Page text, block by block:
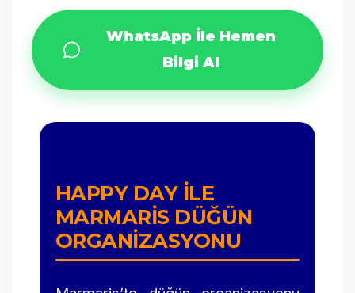
WhatsApp İle Hemen
Bilgi Al
HAPPY DAY ILE
MARMARIS DÜĞÜN
ORGANIZASYONU